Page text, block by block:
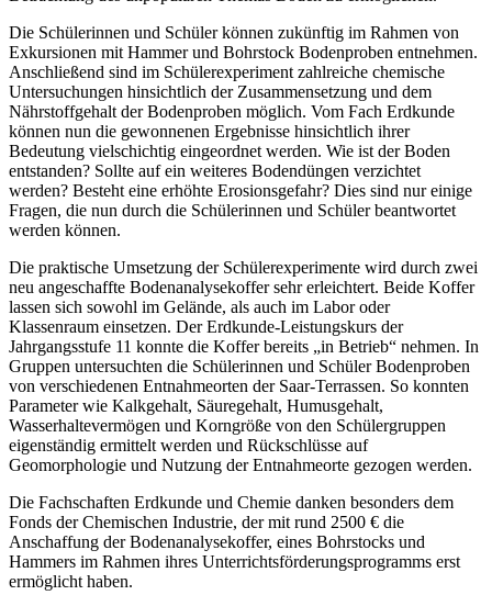
Die Schülerinnen und Schüler können zukünftig im Rahmen von
Exkursionen mit Hammer und Bohrstock Bodenproben entnehmen.
Anschließend sind im Schülerexperiment zahlreiche chemische
Untersuchungen hinsichtlich der Zusammensetzung und dem
Nährstoffgehalt der Bodenproben möglich. Vom Fach Erdkunde
können nun die gewonnenen Ergebnisse hinsichtlich ihrer
Bedeutung vielschichtig eingeordnet werden. Wie ist der Boden
entstanden? Sollte auf ein weiteres Bodendüngen verzichtet
werden? Besteht eine erhöhte Erosionsgefahr? Dies sind nur einige
Fragen, die nun durch die Schülerinnen und Schüler beantwortet
werden können.
Die praktische Umsetzung der Schülerexperimente wird durch zwei
neu angeschaffte Bodenanalysekoffer sehr erleichtert. Beide Koffer
lassen sich sowohl im Gelände, als auch im Labor oder
Klassenraum einsetzen. Der Erdkunde-Leistungskurs der
Jahrgangsstufe 11 konnte die Koffer bereits „in Betrieb“ nehmen. In
Gruppen untersuchten die Schülerinnen und Schüler Bodenproben
von verschiedenen Entnahmeorten der Saar-Terrassen. So konnten
Parameter wie Kalkgehalt, Säuregehalt, Humusgehalt,
Wasserhaltevermögen und Korngröße von den Schülergruppen
eigenständig ermittelt werden und Rückschlüsse auf
Geomorphologie und Nutzung der Entnahmeorte gezogen werden.
Die Fachschaften Erdkunde und Chemie danken besonders dem
Fonds der Chemischen Industrie, der mit rund 2500 € die
Anschaffung der Bodenanalysekoffer, eines Bohrstocks und
Hammers im Rahmen ihres Unterrichtsförderungsprogramms erst
ermöglicht haben.